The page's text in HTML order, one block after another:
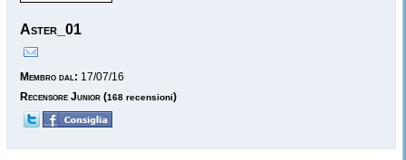
Aster_01
Membro dal: 17/07/16
Recensore Junior (168 recensioni)